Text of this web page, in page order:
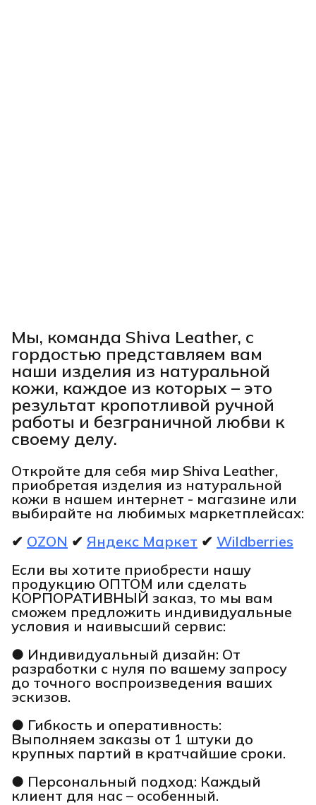
Мы, команда Shiva Leather, с
гордостью представляем вам
наши изделия из натуральной
кожи, каждое из которых – это
результат кропотливой ручной
работы и безграничной любви к
своему делу.
Откройте для себя мир Shiva Leather,
приобретая изделия из натуральной
кожи в нашем интернет - магазине или
выбирайте на любимых маркетплейсах:
✔ OZON ✔ Яндекс Маркет ✔ Wildberries
Если вы хотите приобрести нашу
продукцию ОПТОМ или сделать
КОРПОРАТИВНЫЙ заказ, то мы вам
сможем предложить индивидуальные
условия и наивысший сервис:
● Индивидуальный дизайн: От
разработки с нуля по вашему запросу
до точного воспроизведения ваших
эскизов.
● Гибкость и оперативность:
Выполняем заказы от 1 штуки до
крупных партий в кратчайшие сроки.
● Персональный подход: Каждый
клиент для нас – особенный.